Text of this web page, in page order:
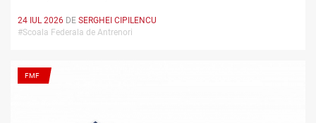
24 IUL 2026 DE SERGHEI CIPILENCU
#Scoala Federala de Antrenori
FMF